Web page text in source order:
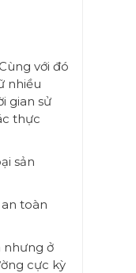
với đó
nhiều
gian sử
thực
sản
toàn
nhưng ở
cực kỳ